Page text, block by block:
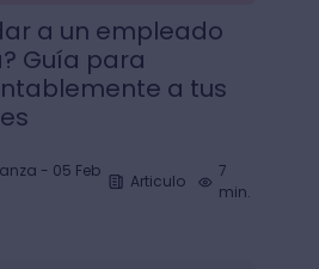
a un empleado
Guía para
a tus
- 05 Feb
Articulo
7
min.